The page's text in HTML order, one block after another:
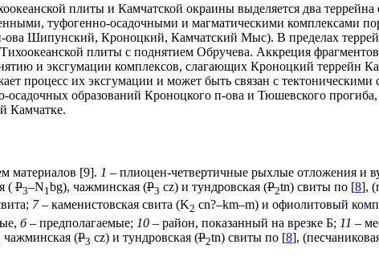
плиты и Камчатской окраины выделяется два
туфогенно-осадочными и магматическими комплексами
Шипунский, Кроноцкий, Камчатский Мыс). В пределах
Тихоокеанской плиты с поднятием Обручева. Аккреция
и эксгумации комплексов, слагающих Кроноцкий террейн
процесс их эксгумации и может быть связан с
осадочных образований Кроноцкого п-ова и Тюшевского
Камчатке.
материалов [9]. 1 – плиоцен-четвертичные рыхлые отложения и
( P3–N1bg), чажминская (P3 cz) и тундровская (P2tn) свиты по [8],
7– каменистовская свита (K2 cn?–km–m) и офиолитовый
б– предполагаемые; 10 – район, показанный на врезке Б; 11 –
чажминская (P3 cz) и тундровская (P2tn) свиты по [8],